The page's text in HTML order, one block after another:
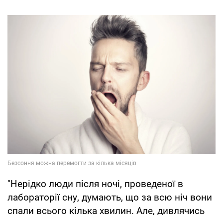
"Нерідко люди після ночі, проведеної в
лабораторії сну, думають, що за всю ніч вони
спали всього кілька хвилин. Але, дивлячись